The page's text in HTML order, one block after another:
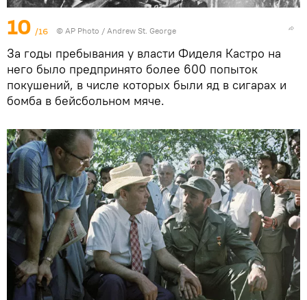
10 /16 © AP Photo / Andrew St. George
За годы пребывания у власти Фиделя Кастро на
него было предпринято более 600 попыток
покушений, в числе которых были яд в сигарах и
бомба в бейсбольном мяче.